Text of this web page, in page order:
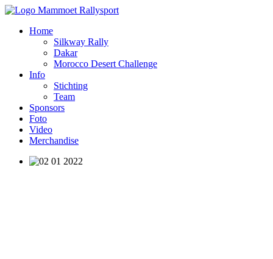
Home
Silkway Rally
Dakar
Morocco Desert Challenge
Info
Stichting
Team
Sponsors
Foto
Video
Merchandise